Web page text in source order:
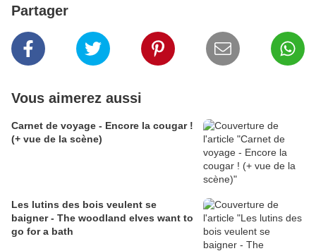
Partager
Vous aimerez aussi
Carnet de voyage - Encore la cougar !
(+ vue de la scène)
Les lutins des bois veulent se
baigner - The woodland elves want to
go for a bath